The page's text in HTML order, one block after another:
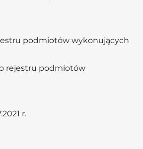
podmiotów wykonujących
rejestru podmiotów
r.